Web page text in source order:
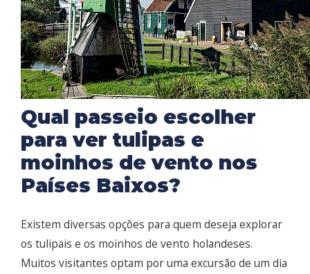
Qual passeio escolher
para ver tulipas e
moinhos de vento nos
Países Baixos?
Existem diversas opções para quem deseja explorar
os tulipais e os moinhos de vento holandeses.
Muitos visitantes optam por uma excursão de um dia